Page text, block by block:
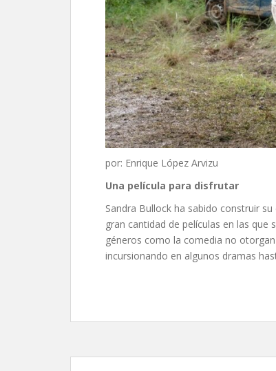
por: Enrique López Arvizu
Una película para disfrutar
Sandra Bullock ha sabido construir
gran cantidad de películas en las
géneros como la comedia no
incursionando en algunos dramas